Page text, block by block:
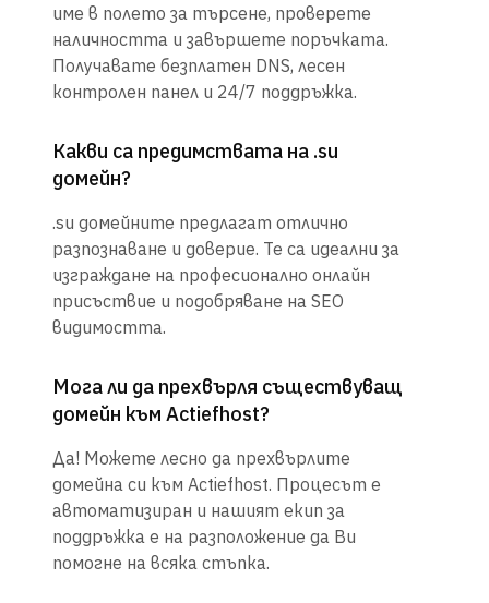
име в полето за търсене, проверете
наличността и завършете поръчката.
Получавате безплатен DNS, лесен
контролен панел и 24/7 поддръжка.
Какви са предимствата на .su
домейн?
.su домейните предлагат отлично
разпознаване и доверие. Те са идеални за
изграждане на професионално онлайн
присъствие и подобряване на SEO
видимостта.
Мога ли да прехвърля съществуващ
домейн към Actiefhost?
Да! Можете лесно да прехвърлите
домейна си към Actiefhost. Процесът е
автоматизиран и нашият екип за
поддръжка е на разположение да Ви
помогне на всяка стъпка.